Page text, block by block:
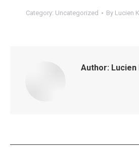
Category: Uncategorized By Lucien
Author: Lucien